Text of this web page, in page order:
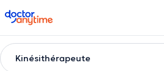
doctoranytime
Kinésithérapeute